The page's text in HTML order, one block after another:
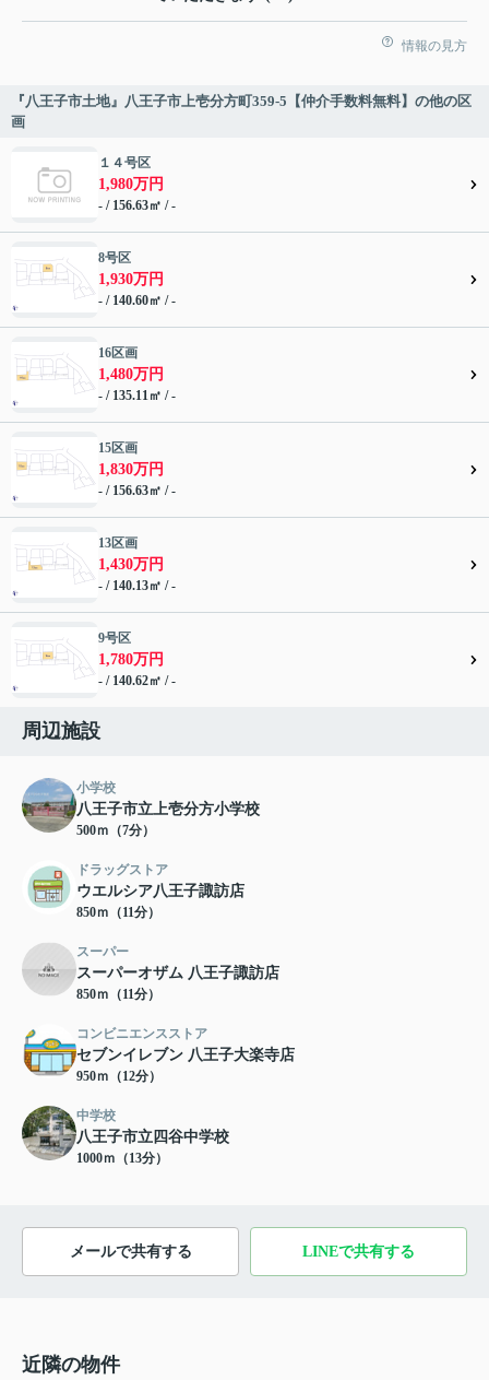
情報の見方
『八王子市土地』八王子市上壱分方町359-5【仲介手数料無料】の他の区
画
１４号区
1,980万円
- / 156.63㎡ / -
8号区
1,930万円
- / 140.60㎡ / -
16区画
1,480万円
- / 135.11㎡ / -
15区画
1,830万円
- / 156.63㎡ / -
13区画
1,430万円
- / 140.13㎡ / -
9号区
1,780万円
- / 140.62㎡ / -
周辺施設
小学校
八王子市立上壱分方小学校
500ｍ（7分）
ドラッグストア
ウエルシア八王子諏訪店
850ｍ（11分）
スーパー
スーパーオザム 八王子諏訪店
850ｍ（11分）
コンビニエンスストア
セブンイレブン 八王子大楽寺店
950ｍ（12分）
中学校
八王子市立四谷中学校
1000ｍ（13分）
メールで共有する LINEで共有する
近隣の物件